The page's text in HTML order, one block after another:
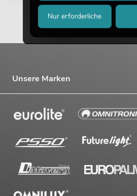
Unsere Marken
Nur erforderliche